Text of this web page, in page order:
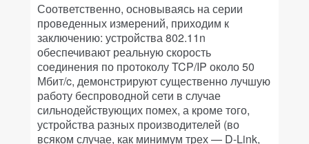
Соответственно, основываясь на серии
проведенных измерений, приходим к
заключению: устройства 802.11n
обеспечивают реальную скорость
соединения по протоколу TCP/IP около 50
Мбит/c, демонстрируют существенно лучшую
работу беспроводной сети в случае
сильнодействующих помех, а кроме того,
устройства разных производителей (во
всяком случае, как минимум трех — D-Link,